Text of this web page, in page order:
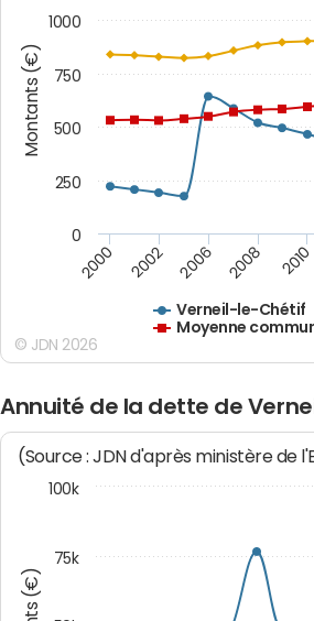
Montants (€)
Verneil-le-Chétif
Moyenne
2000 2002 2006 2008 2010
0
250
500
750
1000
© JDN 2026
Annuité de la dette de
(Source : JDN d'après ministère de
100k
75k